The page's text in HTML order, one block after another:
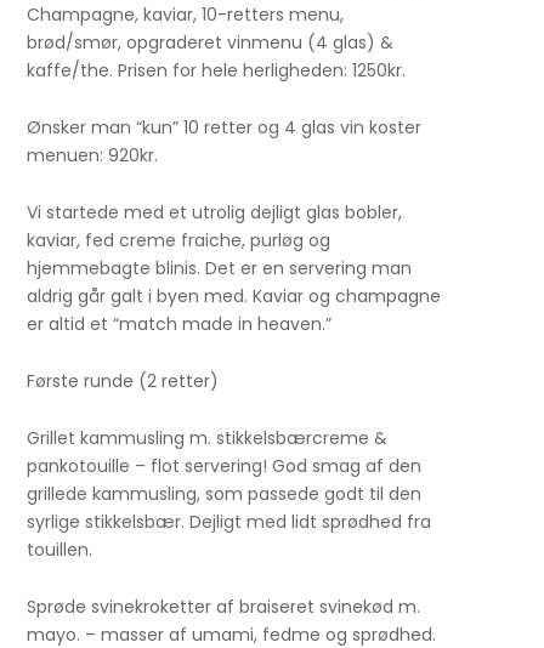
Champagne, kaviar, 10-retters menu,
brød/smør, opgraderet vinmenu (4 glas) &
kaffe/the. Prisen for hele herligheden: 1250kr.
Ønsker man “kun” 10 retter og 4 glas vin koster
menuen: 920kr.
Vi startede med et utrolig dejligt glas bobler,
kaviar, fed creme fraiche, purløg og
hjemmebagte blinis. Det er en servering man
aldrig går galt i byen med. Kaviar og champagne
er altid et “match made in heaven.”
Første runde (2 retter)
Grillet kammusling m. stikkelsbærcreme &
pankotouille – flot servering! God smag af den
grillede kammusling, som passede godt til den
syrlige stikkelsbær. Dejligt med lidt sprødhed fra
touillen.
Sprøde svinekroketter af braiseret svinekød m.
mayo. – masser af umami, fedme og sprødhed.